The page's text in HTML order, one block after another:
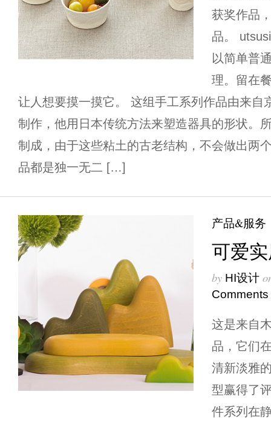
获奖作品
品。
以简单普
理。留在
让人想要摸一摸它。 这组手工系列作品由来自
制作，他用日本传统方法来塑造器具的形状。
制成，由于这些粘土的古老结构，不会做出两
品都是独一无二 […]
产品&服务
可爱
by HI设计
Comments
这是来自
品，它们
清新淡雅
型赢得了
件系列在